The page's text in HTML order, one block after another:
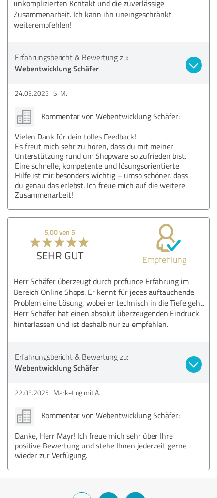
unkomplizierten Kontakt und die zuverlässige
Zusammenarbeit. Ich kann ihn uneingeschränkt
weiterempfehlen!
Erfahrungsbericht & Bewertung zu:
Webentwicklung Schäfer
24.03.2025 S. M.
Kommentar von Webentwicklung Schäfer:
Vielen Dank für dein tolles Feedback!
Es freut mich sehr zu hören, dass du mit meiner
Unterstützung rund um Shopware so zufrieden bist.
Eine schnelle, kompetente und lösungsorientierte
Hilfe ist mir besonders wichtig – umso schöner, dass
du genau das erlebst. Ich freue mich auf die weitere
Zusammenarbeit!
5,00 von 5
SEHR GUT Empfehlung
Herr Schäfer überzeugt durch profunde Erfahrung im
Bereich Online Shops. Er kennt für jedes auftauchende
Problem eine Lösung, wobei er technisch in die Tiefe geht.
Herr Schäfer hat einen absolut überzeugenden Eindruck
hinterlassen und ist deshalb nur zu empfehlen.
Erfahrungsbericht & Bewertung zu:
Webentwicklung Schäfer
22.03.2025 Marketing mit A.
Kommentar von Webentwicklung Schäfer:
Danke, Herr Mayr! Ich freue mich sehr über Ihre
positive Bewertung und stehe Ihnen jederzeit gerne
wieder zur Verfügung.